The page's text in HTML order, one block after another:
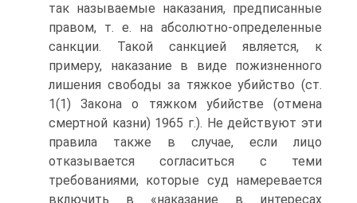
так называемые наказания, предписанные
правом, т. е. на абсолютно-определенные
санкции. Такой санкцией является, к
примеру, наказание в виде пожизненного
лишения свободы за тяжкое убийство (ст.
1(1) Закона о тяжком убийстве (отмена
смертной казни) 1965 г.). Не действуют эти
правила также в случае, если лицо
отказывается согласиться с теми
требованиями, которые суд намеревается
включить в «наказание в интересах